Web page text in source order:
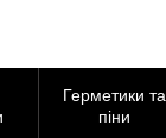
Герметики та
піни